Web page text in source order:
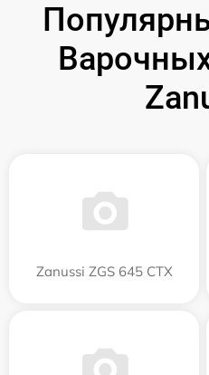
Zanussi ZGS 645 CTX